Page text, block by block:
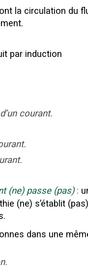
la circulation du
par induction
courant.
(ne) passe (pas) :
(ne) s’établit (pas)
dans une